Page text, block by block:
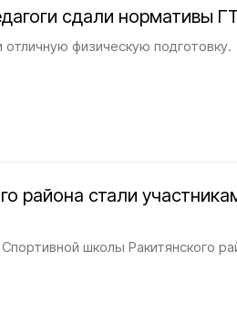
сдали нормативы
физическую подготовку.
района стали
школы Ракитянского